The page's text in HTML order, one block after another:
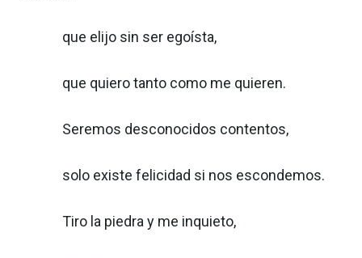
que elijo sin ser egoísta,
que quiero tanto como me quieren.
Seremos desconocidos contentos,
solo existe felicidad si nos escondemos.
Tiro la piedra y me inquieto,